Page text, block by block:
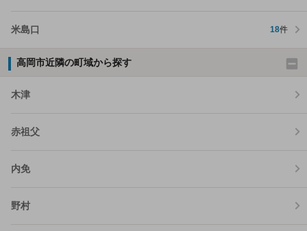
米島口 18件
高岡市近隣の町域から探す
木津
赤祖父
内免
野村